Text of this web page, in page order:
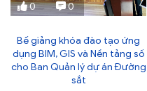
0 0
Bế giảng khóa đào tạo ứng
dụng BIM, GIS và Nền tảng số
cho Ban Quản lý dự án Đường
sắt